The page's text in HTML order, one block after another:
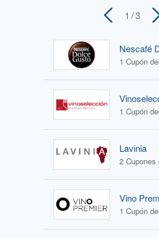
1 / 3
Nescafé
Lavinia
Vino